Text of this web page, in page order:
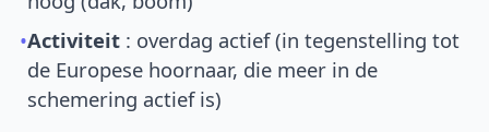
•Activiteit : overdag actief (in tegenstelling tot
de Europese hoornaar, die meer in de
schemering actief is)